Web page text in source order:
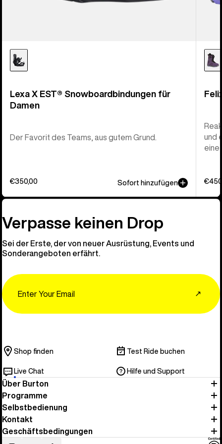
Lexa X EST® Snowboardbindungen für
Damen
Der Favorit des Teams, aus gutem Grund.
€350,00 Sofort hinzufügen
und
eine
Verpasse keinen Drop
Sei der Erste, der von neuer Ausrüstung, Events und
Sonderangeboten erfährt.
↗
Shop finden Test Ride buchen
Live Chat Hilfe und Support
Über Burton
Programme
Selbstbedienung
Kontakt
Geschäftsbedingungen